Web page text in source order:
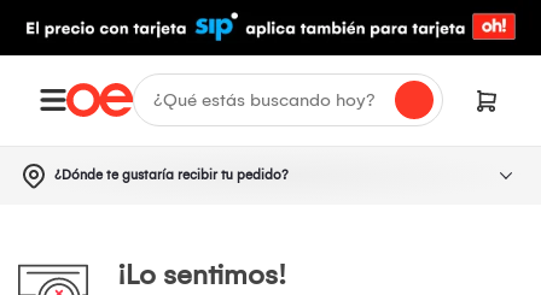
¿Dónde te gustaría recibir tu pedido?
¡Lo sentimos!